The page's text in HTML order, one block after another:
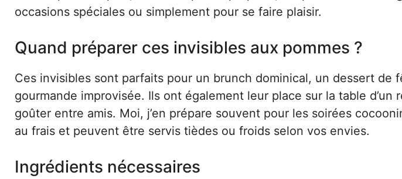
occasions spéciales ou simplement pour se faire plaisir.
Quand préparer ces invisibles aux pommes ?
Ces invisibles sont parfaits pour un brunch dominical, un dessert de
gourmande improvisée. Ils ont également leur place sur la table d’un
goûter entre amis. Moi, j’en prépare souvent pour les soirées
au frais et peuvent être servis tièdes ou froids selon vos envies.
Ingrédients nécessaires